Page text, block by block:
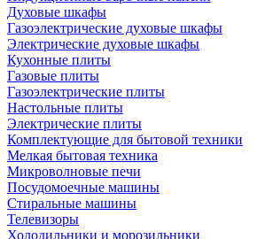
Духовые шкафы
Газоэлектрические духовые шкафы
Электрические духовые шкафы
Кухонные плиты
Газовые плиты
Газоэлектрические плиты
Настольные плиты
Электрические плиты
Комплектующие для бытовой техники
Мелкая бытовая техника
Микроволновые печи
Посудомоечные машины
Стиральные машины
Телевизоры
Холодильники и морозильники